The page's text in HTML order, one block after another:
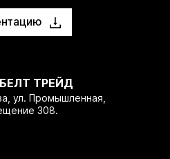
ул. Промышленная,
308.
ТРЕЙД